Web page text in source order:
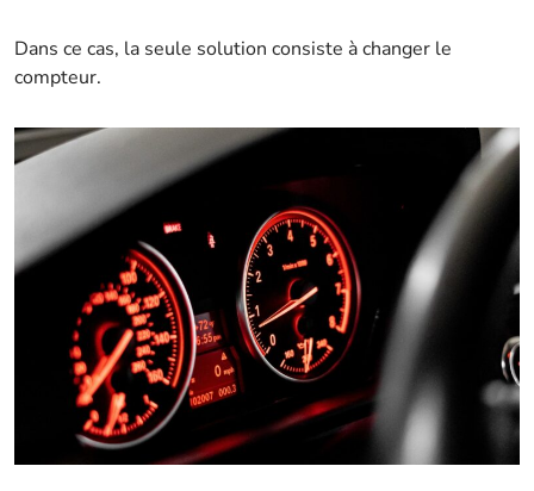
Dans ce cas, la seule solution consiste à changer le
compteur.